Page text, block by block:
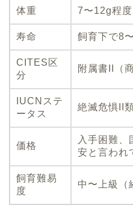
体重 7〜12g程度
寿命 飼育下で8
CITES区
分
附属書II（
IUCNステ
ータス
絶滅危惧II
価格
入手困難、
安と言われ
飼育難易
度
中〜上級（